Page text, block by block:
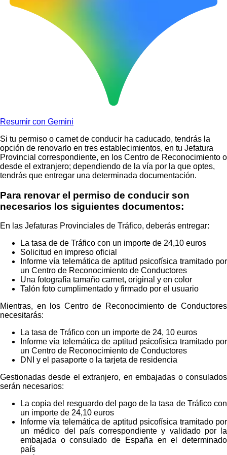
Resumir con Gemini
Si tu permiso o carnet de conducir ha caducado, tendrás la
opción de renovarlo en tres establecimientos, en tu Jefatura
Provincial correspondiente, en los Centro de Reconocimiento o
desde el extranjero; dependiendo de la vía por la que optes,
tendrás que entregar una determinada documentación.
Para renovar el permiso de conducir son
necesarios los siguientes documentos:
En las Jefaturas Provinciales de Tráfico, deberás entregar:
La tasa de de Tráfico con un importe de 24,10 euros
Solicitud en impreso oficial
Informe vía telemática de aptitud psicofísica tramitado por
un Centro de Reconocimiento de Conductores
Una fotografía tamaño carnet, original y en color
Talón foto cumplimentado y firmado por el usuario
Mientras, en los Centro de Reconocimiento de Conductores
necesitarás:
La tasa de Tráfico con un importe de 24, 10 euros
Informe vía telemática de aptitud psicofísica tramitado por
un Centro de Reconocimiento de Conductores
DNI y el pasaporte o la tarjeta de residencia
Gestionadas desde el extranjero, en embajadas o consulados
serán necesarios:
La copia del resguardo del pago de la tasa de Tráfico con
un importe de 24,10 euros
Informe vía telemática de aptitud psicofísica tramitado por
un médico del país correspondiente y validado por la
embajada o consulado de España en el determinado
país